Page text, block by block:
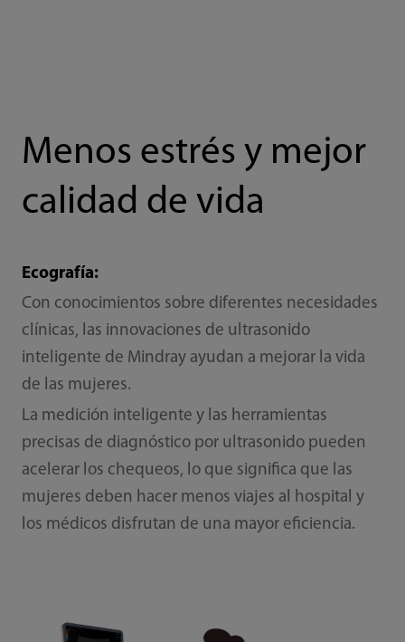
Menos estrés y mejor
calidad de vida
Ecografía:
Con conocimientos sobre diferentes necesidades
clínicas, las innovaciones de ultrasonido
inteligente de Mindray ayudan a mejorar la vida
de las mujeres.
La medición inteligente y las herramientas
precisas de diagnóstico por ultrasonido pueden
acelerar los chequeos, lo que significa que las
mujeres deben hacer menos viajes al hospital y
los médicos disfrutan de una mayor eficiencia.